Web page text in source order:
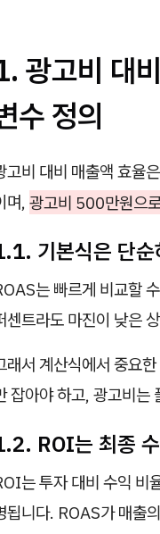
광고비 대
수 정의
고비 대비 매출액 효율
며, 광고비 500만원으
기본식은 단순
는 빠르게 비교할
센트라도 마진이 낮은
래서 계산식에서 중요
잡아야 하고, 광고비는
ROI는 최종
는 투자 대비 수익 비
됩니다. ROAS가 매출